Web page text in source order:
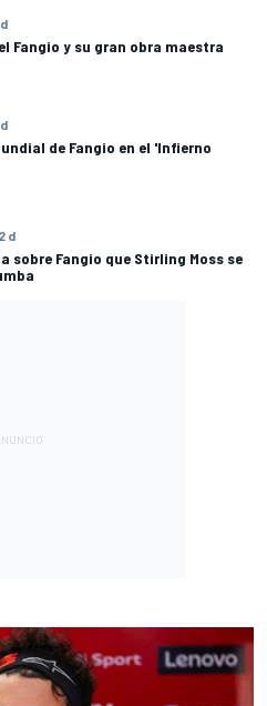
Fangio y su gran obra maestra
de Fangio en el 'Infierno
d
sobre Fangio que Stirling Moss se